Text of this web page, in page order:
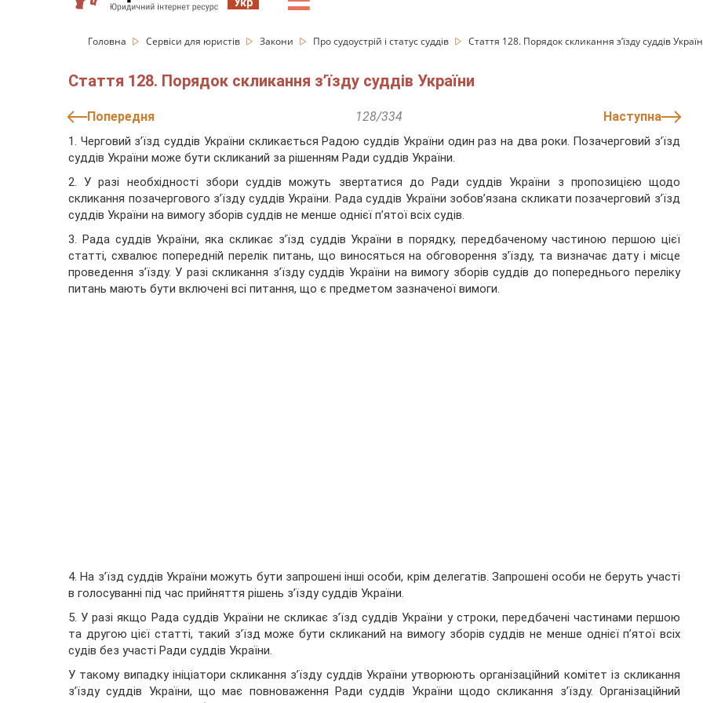
Головна Сервіси для юристів Закони Про судоустрій і статус суддів Стаття 128. Порядок скликання з’їзду суддів
Стаття 128. Порядок скликання з’їзду суддів України
Попередня 128/334 Наступна
1. Черговий з’їзд суддів України скликається Радою суддів України один раз на два роки. Позачерговий з’їзд
суддів України може бути скликаний за рішенням Ради суддів України.
2. У разі необхідності збори суддів можуть звертатися до Ради суддів України з пропозицією щодо
скликання позачергового з’їзду суддів України. Рада суддів України зобов’язана скликати позачерговий з’їзд
суддів України на вимогу зборів суддів не менше однієї п’ятої всіх судів.
3. Рада суддів України, яка скликає з’їзд суддів України в порядку, передбаченому частиною першою цієї
статті, схвалює попередній перелік питань, що виносяться на обговорення з’їзду, та визначає дату і місце
проведення з’їзду. У разі скликання з’їзду суддів України на вимогу зборів суддів до попереднього переліку
питань мають бути включені всі питання, що є предметом зазначеної вимоги.
4. На з’їзд суддів України можуть бути запрошені інші особи, крім делегатів. Запрошені особи не беруть участі
в голосуванні під час прийняття рішень з’їзду суддів України.
5. У разі якщо Рада суддів України не скликає з’їзд суддів України у строки, передбачені частинами першою
та другою цієї статті, такий з’їзд може бути скликаний на вимогу зборів суддів не менше однієї п’ятої всіх
судів без участі Ради суддів України.
У такому випадку ініціатори скликання з’їзду суддів України утворюють організаційний комітет із скликання
з’їзду суддів України, що має повноваження Ради суддів України щодо скликання з’їзду. Організаційний